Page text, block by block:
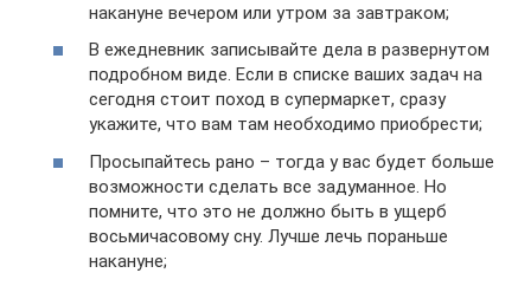
накануне вечером или утром за завтраком;
В ежедневник записывайте дела в развернутом
подробном виде. Если в списке ваших задач на
сегодня стоит поход в супермаркет, сразу
укажите, что вам там необходимо приобрести;
Просыпайтесь рано – тогда у вас будет больше
возможности сделать все задуманное. Но
помните, что это не должно быть в ущерб
восьмичасовому сну. Лучше лечь пораньше
накануне;